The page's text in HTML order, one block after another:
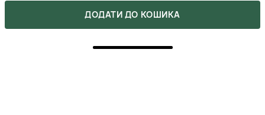
ДОДАТИ ДО КОШИКА